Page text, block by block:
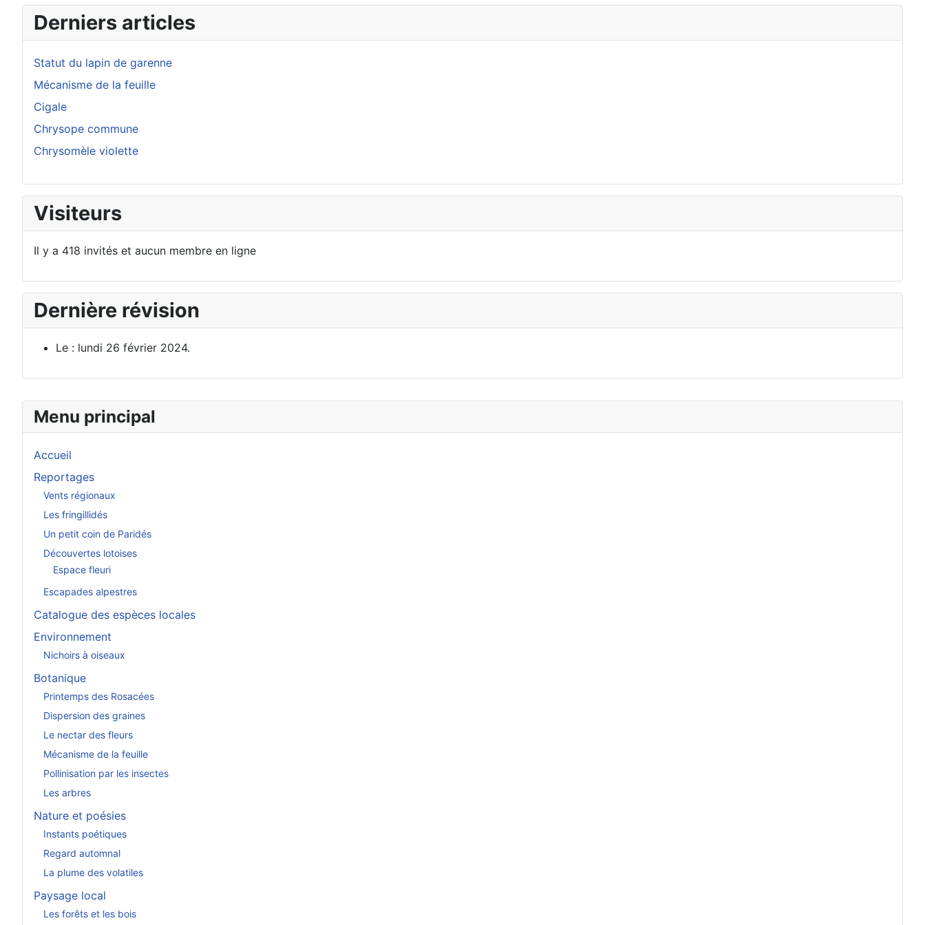
Menu principal
Accueil
Reportages
Vents régionaux
Les fringillidés
Un petit coin de Paridés
Découvertes lotoises
Espace fleuri
Escapades alpestres
Catalogue des espèces locales
Environnement
Nichoirs à oiseaux
Botanique
Printemps des Rosacées
Dispersion des graines
Le nectar des fleurs
Mécanisme de la feuille
Pollinisation par les insectes
Les arbres
Nature et poésies
Instants poétiques
Regard automnal
La plume des volatiles
Paysage local
Les forêts et les bois
Derniers articles
Statut du lapin de garenne
Mécanisme de la feuille
Cigale
Chrysope commune
Chrysomèle violette
Visiteurs
Il y a 418 invités et aucun membre en ligne
Dernière révision
Le : lundi 26 février 2024.